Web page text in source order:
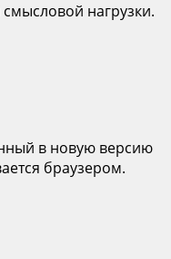
нагрузки.
в новую версию
браузером.